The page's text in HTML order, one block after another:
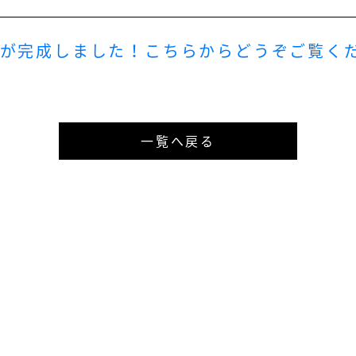
完成しました！こちらからどうぞご覧
一覧へ戻る